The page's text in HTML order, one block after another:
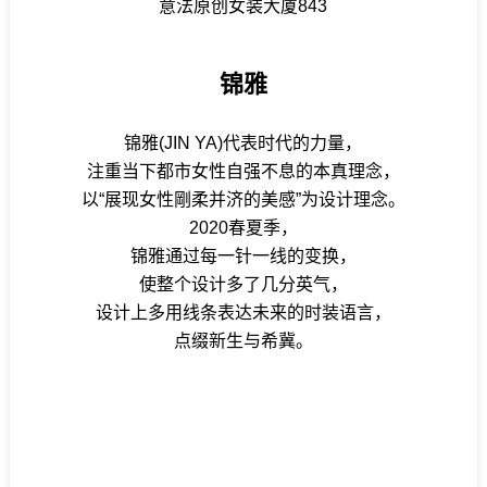
意法原创女装大厦843
锦雅
锦雅(JIN YA)代表时代的力量，
注重当下都市女性自强不息的本真理念，
以“展现女性剛柔并济的美感”为设计理念。
2020春夏季，
锦雅通过每一针一线的变换，
使整个设计多了几分英气，
设计上多用线条表达未来的时装语言，
点缀新生与希冀。